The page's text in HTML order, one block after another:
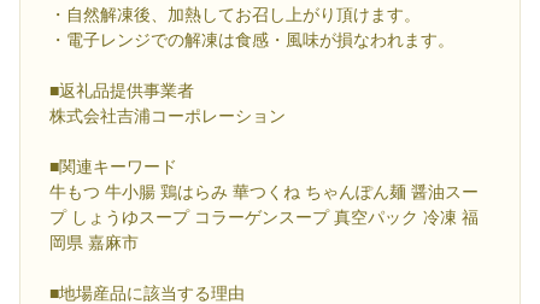
・自然解凍後、加熱してお召し上がり頂けます。
・電子レンジでの解凍は食感・風味が損なわれます。
■返礼品提供事業者
株式会社吉浦コーポレーション
■関連キーワード
牛もつ 牛小腸 鶏はらみ 華つくね ちゃんぽん麺 醤油スー
プ しょうゆスープ コラーゲンスープ 真空パック 冷凍 福
岡県 嘉麻市
■地場産品に該当する理由